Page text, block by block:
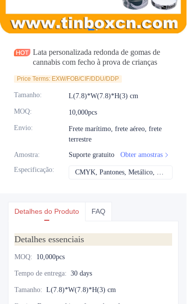
Lata personalizada redonda de gomas de
cannabis com fecho à prova de crianças
Price Terms: EXW/FOB/CIF/DDU/DDP
Tamanho: L(7.8)*W(7.8)*H(3) cm
MOQ: 10,000pcs
Envio:
Frete marítimo, frete aéreo, frete
terrestre
Amostra: Suporte gratuito
Obter amostras
Especificação: CMYK, Pantones, Metálico, Cor direta etc
Detalhes do Produto FAQ
Detalhes essenciais
MOQ: 10,000pcs
Tempo de entrega: 30 days
Tamanho: L(7.8)*W(7.8)*H(3) cm
Notícias